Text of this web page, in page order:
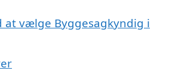
at vælge Byggesagkyndig i